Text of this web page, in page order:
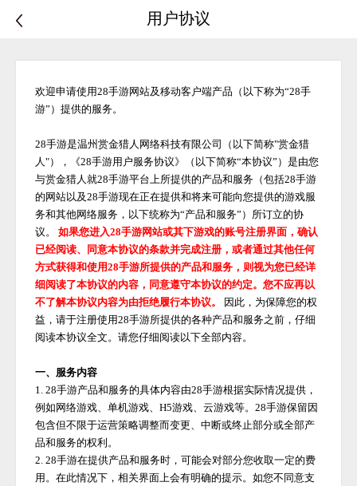
用户协议
欢迎申请使用28手游网站及移动客户端产品（以下称为“28手
游”）提供的服务。
28手游是温州赏金猎人网络科技有限公司（以下简称"赏金猎
人"），《28手游用户服务协议》（以下简称“本协议”）是由您
与赏金猎人就28手游平台上所提供的产品和服务（包括28手游
的网站以及28手游现在正在提供和将来可能向您提供的游戏服
务和其他网络服务，以下统称为“产品和服务”）所订立的协
议。
如果您进入28手游网站或其下游戏的账号注册界面，确认
已经阅读、同意本协议的条款并完成注册，或者通过其他任何
方式获得和使用28手游所提供的产品和服务，则视为您已经详
细阅读了本协议的内容，同意遵守本协议的约定。您不应再以
不了解本协议内容为由拒绝履行本协议。
因此，为保障您的权
益，请于注册使用28手游所提供的各种产品和服务之前，仔细
阅读本协议全文。请您仔细阅读以下全部内容。
一、服务内容
1. 28手游产品和服务的具体内容由28手游根据实际情况提供，
例如网络游戏、单机游戏、H5游戏、云游戏等。28手游保留因
包含但不限于运营策略调整而变更、中断或终止部分或全部产
品和服务的权利。
2. 28手游在提供产品和服务时，可能会对部分您收取一定的费
用。在此情况下，相关界面上会有明确的提示。如您不同意支